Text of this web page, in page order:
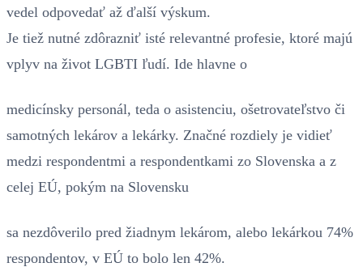
vedel odpovedať až ďalší výskum.
Je tiež nutné zdôrazniť isté relevantné profesie, ktoré majú
vplyv na život LGBTI ľudí. Ide hlavne o
medicínsky personál, teda o asistenciu, ošetrovateľstvo či
samotných lekárov a lekárky. Značné rozdiely je vidieť
medzi respondentmi a respondentkami zo Slovenska a z
celej EÚ, pokým na Slovensku
sa nezdôverilo pred žiadnym lekárom, alebo lekárkou 74%
respondentov, v EÚ to bolo len 42%.